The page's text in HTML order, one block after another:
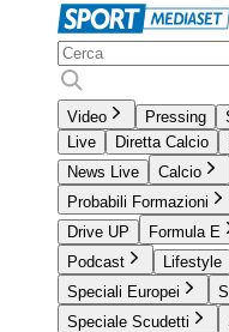
Video Pressing
Live
Diretta Calcio
News Live
Calcio
Probabili Formazioni
Drive UP
Formula E
Podcast
Lifestyle
Speciali Europei
Speciale Scudetti